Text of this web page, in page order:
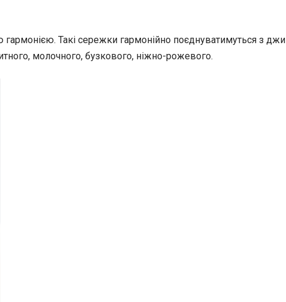
Такі сережки гармонійно поєднуватимуться з
молочного, бузкового, ніжно-рожевого.